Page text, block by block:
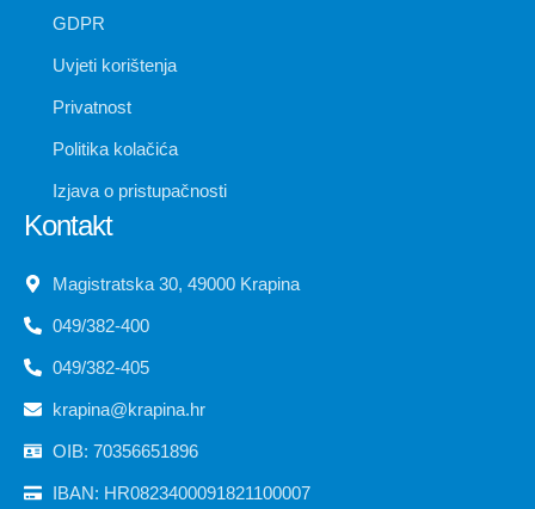
GDPR
Uvjeti korištenja
Privatnost
Politika kolačića
Izjava o pristupačnosti
Kontakt
Magistratska 30, 49000 Krapina
049/382-400
049/382-405
krapina@krapina.hr
OIB: 70356651896
IBAN: HR0823400091821100007